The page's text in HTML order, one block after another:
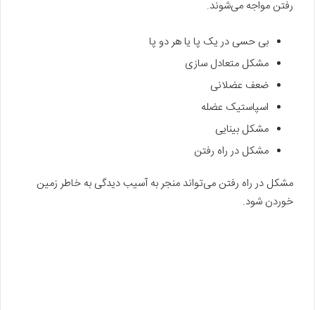
رفتن مواجه می‌شوند.
بی حسی در یک پا یا هر دو پا
مشکل متعادل سازی
ضعف عضلانی
اسپاستیک عضله
مشکل بینایی
مشکل در راه رفتن
مشکل در راه رفتن می‌تواند منجر به آسیب دیدگی به خاطر زمین
خوردن شود.